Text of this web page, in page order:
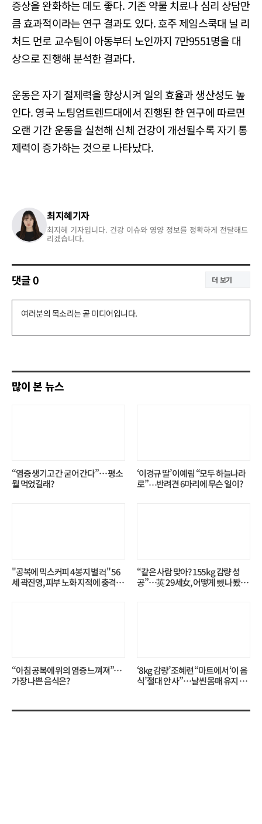
증상을 완화하는 데도 좋다. 기존 약물 치료나 심리 상담만
큼 효과적이라는 연구 결과도 있다. 호주 제임스쿡대 닐 리
처드 먼로 교수팀이 아동부터 노인까지 7만9551명을 대
상으로 진행해 분석한 결과다.
운동은 자기 절제력을 향상시켜 일의 효율과 생산성도 높
인다. 영국 노팅엄트렌드대에서 진행된 한 연구에 따르면
오랜 기간 운동을 실천해 신체 건강이 개선될수록 자기 통
제력이 증가하는 것으로 나타났다.
최지혜기자
최지혜 기자입니다. 건강 이슈와 영양 정보를 정확하게 전달해드
리겠습니다.
댓글0 더 보기
댓
기
많이 본 뉴스
“염증 생기고 간 굳어 간다”… 평소
뭘 먹었길래?
‘이경규 딸’ 이예림 “모두 하늘나라
로”⋯반려견 6마리에 무슨 일이?
"공복에 믹스커피 4봉지 벌컥" 56
세 곽진영, 피부 노화 지적에 충격…
“같은 사람 맞아? 155kg 감량 성
공”…英 29세女, 어떻게 뺐나 봤더
“아침 공복에 위의 염증 느껴져”…
가장 나쁜 음식은?
‘8kg 감량’ 조혜련 “마트에서 ‘이 음
식’ 절대 안 사”…날씬 몸매 유지 비